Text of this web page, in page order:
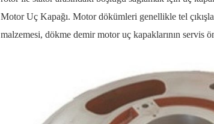
Motor Uç Kapağı. Motor dökümleri genellikle tel
malzemesi, dökme demir motor uç kapaklarının servis